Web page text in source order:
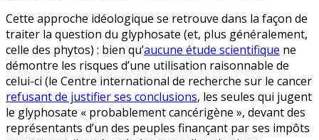
Cette approche idéologique se retrouve dans la façon de
traiter la question du glyphosate (et, plus généralement,
celle des phytos) : bien qu’aucune étude scientifique ne
démontre les risques d’une utilisation raisonnable de
celui-ci (le Centre international de recherche sur le cancer
refusant de justifier ses conclusions, les seules qui jugent
le glyphosate « probablement cancérigène », devant des
représentants d’un des peuples finançant par ses impôts